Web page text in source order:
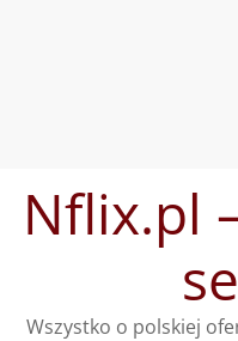
treściNflix.pl
Wszystko o polskiej